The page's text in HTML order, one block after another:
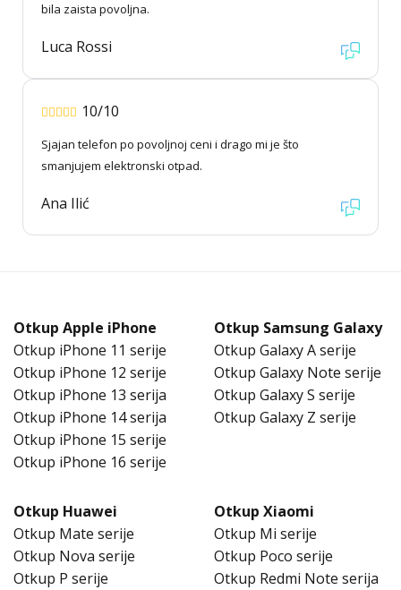
bila zaista povoljna.
Luca Rossi
10/10
Sjajan telefon po povoljnoj ceni i drago mi je što
smanjujem elektronski otpad.
Ana Ilić
Otkup Apple iPhone
Otkup iPhone 11 serije
Otkup iPhone 12 serije
Otkup iPhone 13 serija
Otkup iPhone 14 serija
Otkup iPhone 15 serije
Otkup iPhone 16 serije
Otkup Samsung Galaxy
Otkup Galaxy A serije
Otkup Galaxy Note serije
Otkup Galaxy S serije
Otkup Galaxy Z serije
Otkup Huawei
Otkup Mate serije
Otkup Nova serije
Otkup P serije
Otkup Xiaomi
Otkup Mi serije
Otkup Poco serije
Otkup Redmi Note serija